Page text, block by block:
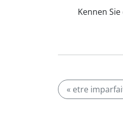
Kennen
« etre